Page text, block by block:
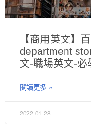
【商用英文】
department
文-職場英文-必
閱讀更多 »
2022-01-28